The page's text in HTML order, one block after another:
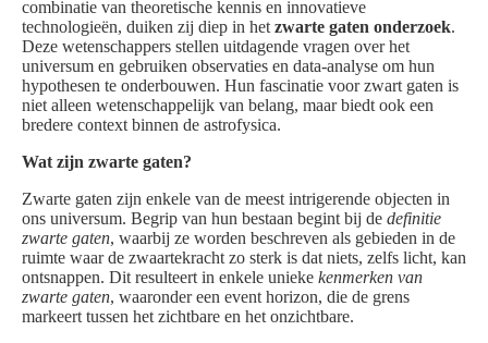
combinatie van theoretische kennis en innovatieve
technologieën, duiken zij diep in hetzwarte gaten onderzoek.
Deze wetenschappers stellen uitdagende vragen over het
universum en gebruiken observaties en data-analyse om hun
hypothesen te onderbouwen. Hun fascinatie voor zwart gaten is
niet alleen wetenschappelijk van belang, maar biedt ook een
bredere context binnen de astrofysica.
Wat zijn zwarte gaten?
Zwarte gaten zijn enkele van de meest intrigerende objecten in
ons universum. Begrip van hun bestaan begint bij de definitie
zwarte gaten, waarbij ze worden beschreven als gebieden in de
ruimte waar de zwaartekracht zo sterk is dat niets, zelfs licht, kan
ontsnappen. Dit resulteert in enkele unieke kenmerken van
zwarte gaten, waaronder een event horizon, die de grens
markeert tussen het zichtbare en het onzichtbare.